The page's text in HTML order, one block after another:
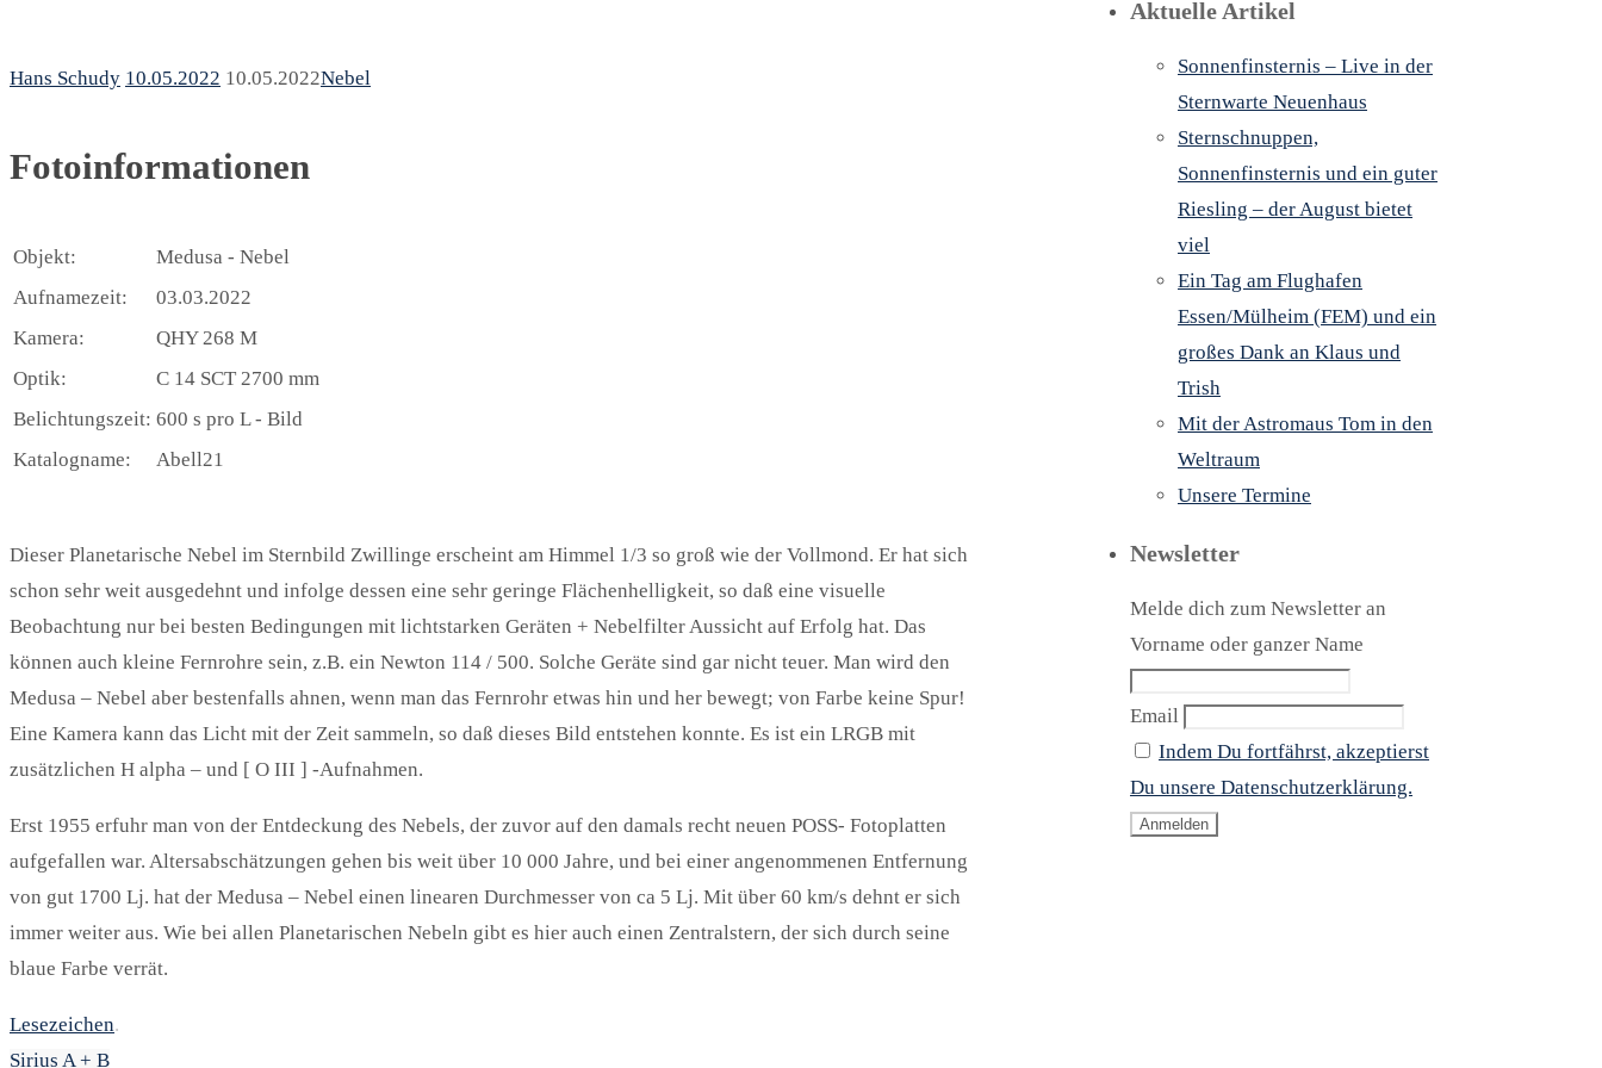
Hans Schudy 10.05.2022 10.05.2022Nebel
Fotoinformationen
Objekt:
Medusa - Nebel
Aufnamezeit:
03.03.2022
Kamera:
QHY 268 M
Optik:
C 14 SCT 2700 mm
Belichtungszeit: 600 s pro L - Bild
Katalogname:
Abell21
Dieser Planetarische Nebel im Sternbild Zwillinge erscheint am Himmel 1/3 so groß wie der Vollmond. Er hat sich
schon sehr weit ausgedehnt und infolge dessen eine sehr geringe Flächenhelligkeit, so daß eine visuelle
Beobachtung nur bei besten Bedingungen mit lichtstarken Geräten + Nebelfilter Aussicht auf Erfolg hat. Das
können auch kleine Fernrohre sein, z.B. ein Newton 114 / 500. Solche Geräte sind gar nicht teuer. Man wird den
Medusa – Nebel aber bestenfalls ahnen, wenn man das Fernrohr etwas hin und her bewegt; von Farbe keine Spur!
Eine Kamera kann das Licht mit der Zeit sammeln, so daß dieses Bild entstehen konnte. Es ist ein LRGB mit
zusätzlichen H alpha – und [ O III ] -Aufnahmen.
Erst 1955 erfuhr man von der Entdeckung des Nebels, der zuvor auf den damals recht neuen POSS- Fotoplatten
aufgefallen war. Altersabschätzungen gehen bis weit über 10 000 Jahre, und bei einer angenommenen Entfernung
von gut 1700 Lj. hat der Medusa – Nebel einen linearen Durchmesser von ca 5 Lj. Mit über 60 km/s dehnt er sich
immer weiter aus. Wie bei allen Planetarischen Nebeln gibt es hier auch einen Zentralstern, der sich durch seine
blaue Farbe verrät.
Lesezeichen.
Sirius A + B
Aktuelle Artikel
Sonnenfinsternis – Live in der
Sternwarte Neuenhaus
Sternschnuppen,
Sonnenfinsternis und ein guter
Riesling – der August bietet
viel
Ein Tag am Flughafen
Essen/Mülheim (FEM) und ein
großes Dank an Klaus und
Trish
Mit der Astromaus Tom in den
Weltraum
Unsere Termine
Newsletter
Melde dich zum Newsletter an
Vorname oder ganzer Name
Email
Indem Du fortfährst, akzeptierst
Du unsere Datenschutzerklärung.